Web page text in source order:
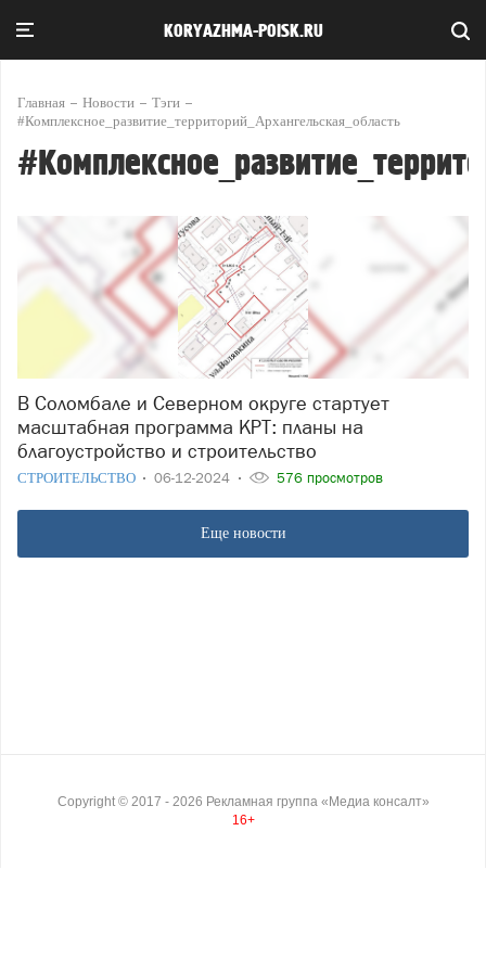
KORYAZHMA-POISK.RU
Главная Новости
Тэги
#Комплексное_развитие_территорий_Архангельская_область
В Соломбале и Северном округе стартует
масштабная программа КРТ: планы на
благоустройство и строительство
СТРОИТЕЛЬСТВО 06-12-2024 576 просмотров
Еще новости
Copyright © 2017 - 2026 Рекламная группа «Медиа консалт»
16+